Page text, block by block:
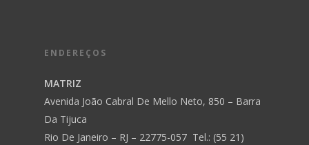
ENDEREÇOS
MATRIZ
Avenida João Cabral De Mello Neto, 850 – Barra
Da Tijuca
Rio De Janeiro – RJ – 22775-057 Tel.: (55 21)